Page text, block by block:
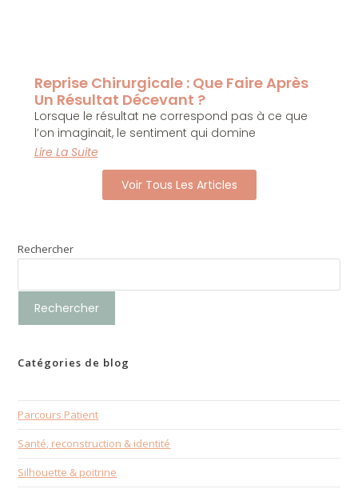
Reprise Chirurgicale : Que Faire Après
Un Résultat Décevant ?
Lorsque le résultat ne correspond pas à ce que
l’on imaginait, le sentiment qui domine
Lire La Suite
Voir Tous Les Articles
Rechercher
Rechercher
Catégories de blog
Parcours Patient
Santé, reconstruction & identité
Silhouette & poitrine